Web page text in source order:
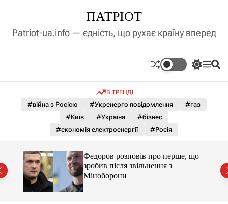
д
у
ПАТРІОТ
Patriot-ua.info — єдність, що рухає країну вперед
П
м
о
М П
В ТРЕНДІ
#війна з Росією #Укренерго повідомлення
#газ
#Київ
#Україна
#бізнес
#економія електроенергії
#Росія
Федоров розповів про перше, що
зробив після звільнення з
Міноборони